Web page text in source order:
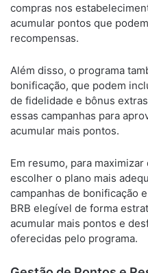
compras nos
acumular pontos que
recompensas.
Além disso, o programa
bonificação, que podem
de fidelidade e bônus
essas campanhas para
acumular mais pontos.
Em resumo, para
escolher o plano mais
campanhas de bonificação
BRB elegível de forma
acumular mais pontos e
oferecidas pelo programa.